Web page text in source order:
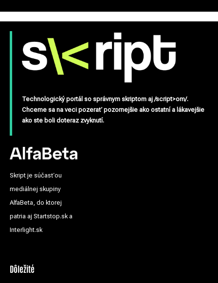
Technologický portál so správnym skriptom aj /script>om/.
Chceme sa na veci pozerať pozornejšie ako ostatní a lákavejšie
ako ste boli doteraz zvyknutí.
Skript je súčasťou
mediálnej skupiny
AlfaBeta, do ktorej
patria aj Startstop.sk a
Interlight.sk
Dôležité